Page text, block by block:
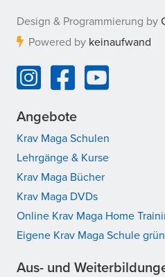
Design & Programmierung by
Powered by keinaufwand
Angebote
Krav Maga Schulen
Lehrgänge & Kurse
Krav Maga Bücher
Krav Maga DVDs
Online Krav Maga Home
Eigene Krav Maga Schule
Aus- und